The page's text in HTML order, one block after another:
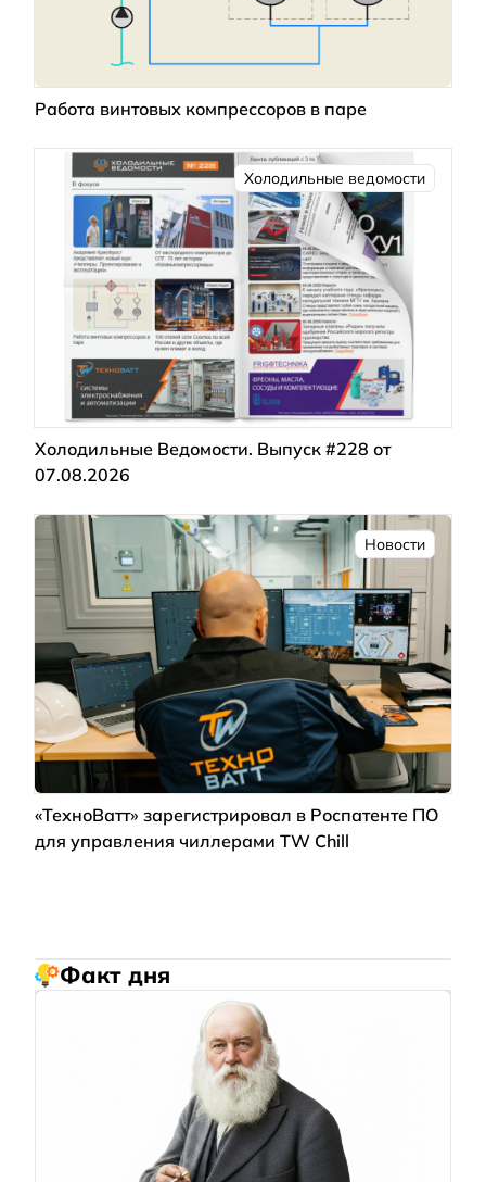
Работа винтовых компрессоров в паре
Холодильные ведомости
Холодильные Ведомости. Выпуск #228 от
07.08.2026
Новости
«ТехноВатт» зарегистрировал в Роспатенте ПО
для управления чиллерами TW Chill
Факт дня